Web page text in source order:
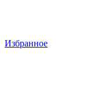
Избранное